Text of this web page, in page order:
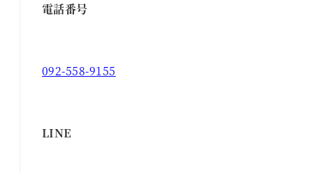
電話番号
092-558-9155
LINE